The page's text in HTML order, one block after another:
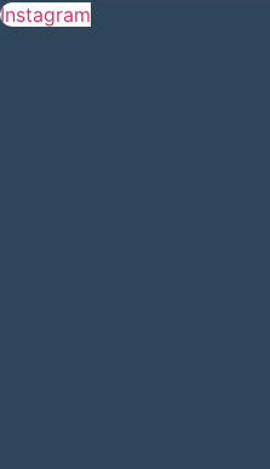
Instagram